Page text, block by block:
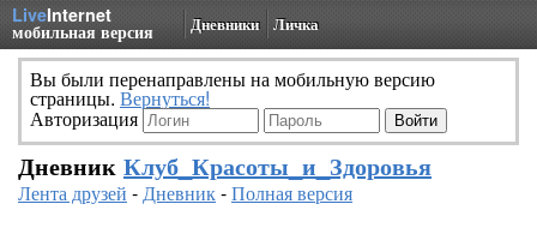
LiveInternet
мобильная версия Дневники Личка
Вы были перенаправлены на мобильную версию
страницы. Вернуться!
Авторизация
Дневник Клуб_Красоты_и_Здоровья
Лента друзей -Дневник-Полная версия